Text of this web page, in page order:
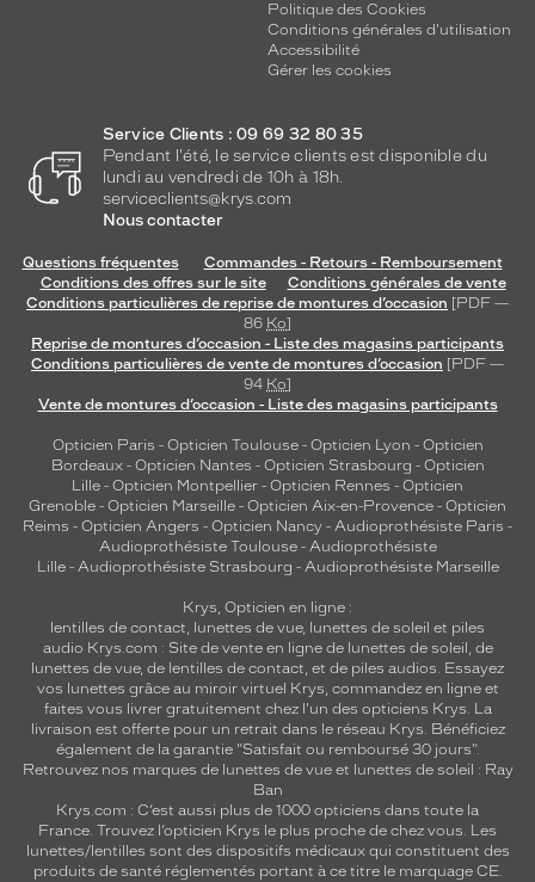
Politique des Cookies
Conditions générales d'utilisation
Accessibilité
Gérer les cookies
Service Clients : 09 69 32 80 35
Pendant l'été, le service clients est disponible du
lundi au vendredi de 10h à 18h.
serviceclients@krys.com
Nous contacter
Questions fréquentes
Commandes - Retours - Remboursement
Conditions des offres sur le site
Conditions générales de vente
Conditions particulières de reprise de montures d’occasion [PDF —
86 Ko]
Reprise de montures d’occasion - Liste des magasins participants
Conditions particulières de vente de montures d’occasion [PDF —
94 Ko]
Vente de montures d’occasion - Liste des magasins participants
Opticien Paris - Opticien Toulouse- Opticien Lyon - Opticien
Bordeaux- Opticien Nantes - Opticien Strasbourg - Opticien
Lille - Opticien Montpellier - Opticien Rennes - Opticien
Grenoble - Opticien Marseille - Opticien Aix-en-Provence - Opticien
Reims - Opticien Angers - Opticien Nancy - Audioprothésiste Paris -
Audioprothésiste Toulouse- Audioprothésiste
Lille- Audioprothésiste Strasbourg - Audioprothésiste Marseille
Krys, Opticien en ligne :
lentilles de contact, lunettes de vue, lunettes de soleil et piles
audio Krys.com : Site de vente en ligne de lunettes de soleil, de
lunettes de vue, de lentilles de contact, et de piles audios. Essayez
vos lunettes grâce au miroir virtuel Krys, commandez en ligne et
faites vous livrer gratuitement chez l'un des opticiens Krys. La
livraison est offerte pour un retrait dans le réseau Krys. Bénéficiez
également de la garantie "Satisfait ou remboursé 30 jours".
Retrouvez nos marques de lunettes de vue et lunettes de soleil : Ray
Ban
Krys.com : C’est aussi plus de 1000 opticiens dans toute la
France. Trouvez l’opticien Krys le plus proche de chez vous. Les
lunettes/lentilles sont des dispositifs médicaux qui constituent des
produits de santé réglementés portant à ce titre le marquage CE.